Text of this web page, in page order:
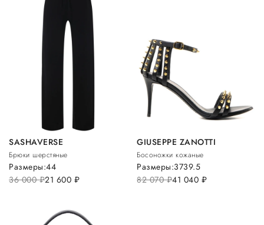
SASHAVERSE
Брюки шерстяные
36 000руб.21 600 руб.
Размеры:44
GIUSEPPE ZANOTTI
Босоножки кожаные
82 070руб.41 040 руб.
Размеры:3739.5